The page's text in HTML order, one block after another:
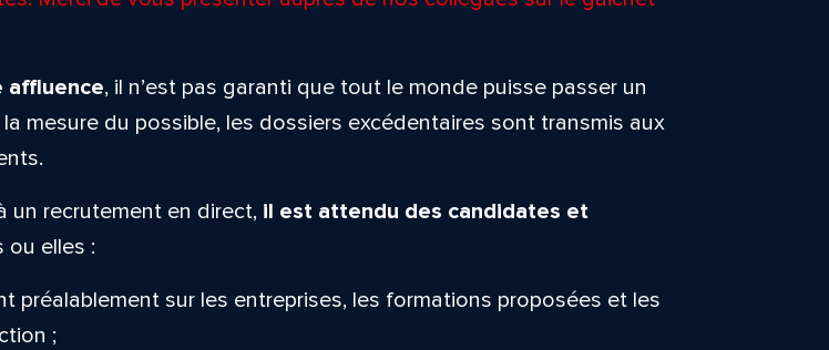
affluence, il n’est pas garanti que tout le monde puisse passer un
mesure du possible, les dossiers excédentaires sont transmis aux
un recrutement en direct, il est attendu des candidates et
ou elles :
préalablement sur les entreprises, les formations proposées et les
;